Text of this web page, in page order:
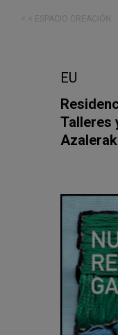
< < ESPACIO CREACIÓN
EU
Talleres
Azalerak